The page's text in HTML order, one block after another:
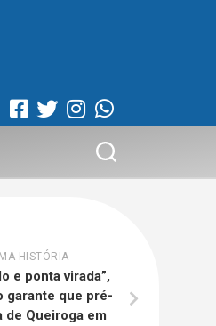
HISTÓRIA
e ponta virada”,
garante que pré-
de Queiroga em